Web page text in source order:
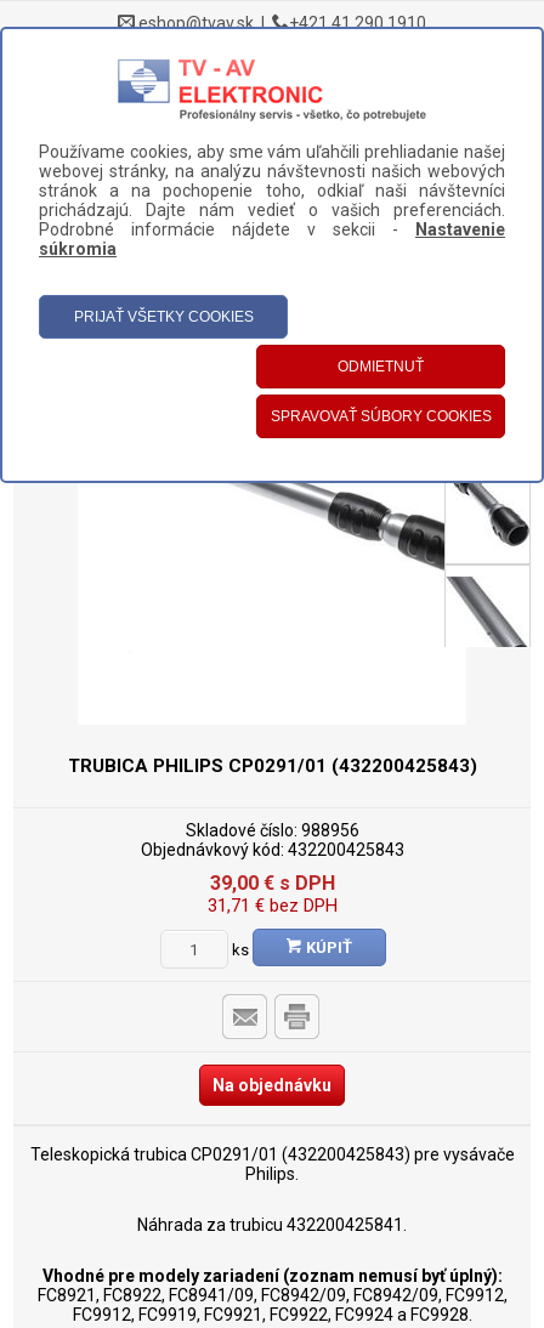
eshop@tvav.sk| +421 41 290 1910
DOMOV > NÁHRADNÉ DIELY A PRÍSLUŠENSTVO > VYSÁVAČE >
TRUBICE TRUBICA PHILIPS CP0291/01 (432200425843)
UŽÍVATEĽSKÝ PANEL
KATEGÓRIE
TRUBICA PHILIPS CP0291/01 (432200425843)
Skladové číslo: 988956
Objednávkový kód: 432200425843
39,00 €s DPH
31,71 €bez DPH
ks KÚPIŤ
Na objednávku
Teleskopická trubica CP0291/01 (432200425843) pre vysávače
Philips.
Náhrada za trubicu 432200425841.
Vhodné pre modely zariadení (zoznam nemusí byť úplný):
FC8921, FC8922, FC8941/09, FC8942/09, FC8942/09, FC9912,
FC9912, FC9919, FC9921, FC9922, FC9924 a FC9928.
Používame cookies, aby sme vám uľahčili prehliadanie našej
webovej stránky, na analýzu návštevnosti našich webových
stránok a na pochopenie toho, odkiaľ naši návštevníci
prichádzajú. Dajte nám vedieť o vašich preferenciách.
Podrobné informácie nájdete v sekcii -
Nastavenie
súkromia